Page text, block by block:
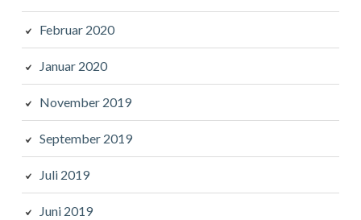
Februar 2020
Januar 2020
November 2019
September 2019
Juli 2019
Juni 2019